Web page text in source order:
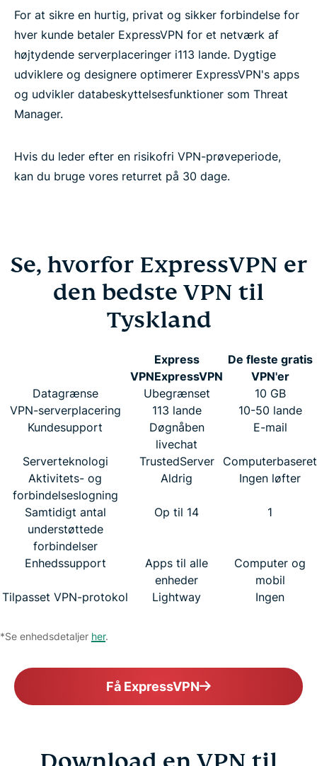
For at sikre en hurtig, privat og sikker forbindelse for
hver kunde betaler ExpressVPN for et netværk af
højtydende serverplaceringer i113 lande. Dygtige
udviklere og designere optimerer ExpressVPN's apps
og udvikler databeskyttelsesfunktioner som Threat
Manager.
Hvis du leder efter en risikofri VPN-prøveperiode,
kan du bruge vores returret på 30 dage.
Se, hvorfor ExpressVPN er
den bedste VPN til
Tyskland
Express
VPNExpressVPN
De fleste gratis
VPN'er
Datagrænse
Ubegrænset
10 GB
VPN-serverplacering
113 lande
10-50 lande
Kundesupport
Døgnåben
livechat
E-mail
Serverteknologi TrustedServer
Computerbaseret
Aktivitets- og
forbindelseslogning
Aldrig Ingen løfter
Samtidigt antal
understøttede
forbindelser
Op til 14 1
Enhedssupport
Apps til alle
enheder
Computer og
mobil
Tilpasset VPN-protokol
Lightway Ingen
*Se enhedsdetaljer her.
Få ExpressVPN